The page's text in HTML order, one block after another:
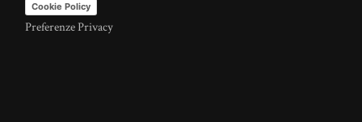
Cookie Policy
Preferenze Privacy